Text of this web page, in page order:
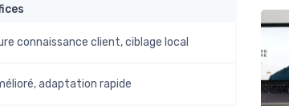
connaissance client, ciblage local
adaptation rapide